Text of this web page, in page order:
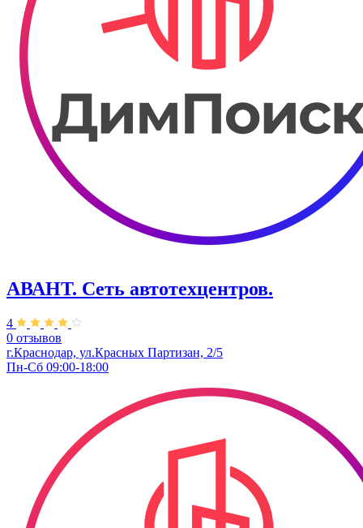
АВАНТ. ​Сеть автотехцентров.
4
0 отзывов
г.Краснодар, ул.Красных Партизан, 2/5
Пн-Сб 09:00-18:00